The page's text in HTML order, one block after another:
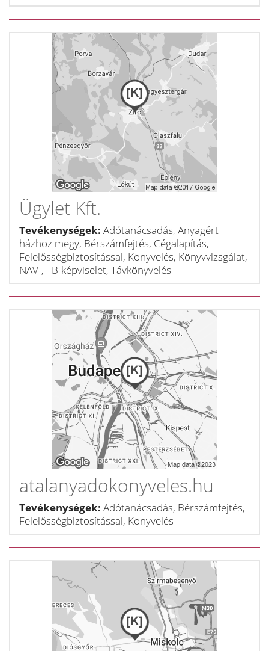
Ügylet Kft.
Tevékenységek: Adótanácsadás, Anyagért
házhoz megy, Bérszámfejtés, Cégalapítás,
Felelősségbiztosítással, Könyvelés, Könyvvizsgálat,
NAV-, TB-képviselet, Távkönyvelés
atalanyadokonyveles.hu
Tevékenységek: Adótanácsadás, Bérszámfejtés,
Felelősségbiztosítással, Könyvelés